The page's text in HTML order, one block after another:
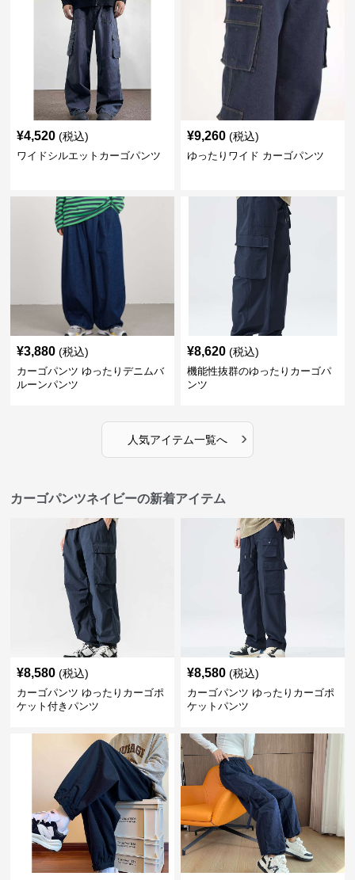
¥4,520 (税込)
ワイドシルエットカーゴパンツ
¥9,260 (税込)
ゆったりワイド カーゴパンツ
¥3,880 (税込)
カーゴパンツ ゆったりデニムバ
ルーンパンツ
¥8,620 (税込)
機能性抜群のゆったりカーゴパ
ンツ
人気アイテム一覧へ ›
カーゴパンツネイビーの新着アイテム
¥8,580 (税込)
カーゴパンツ ゆったりカーゴポ
ケット付きパンツ
¥8,580 (税込)
カーゴパンツ ゆったりカーゴポ
ケットパンツ